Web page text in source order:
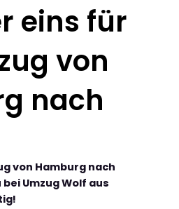
eins für
von
nach
von Hamburg nach
Umzug Wolf aus